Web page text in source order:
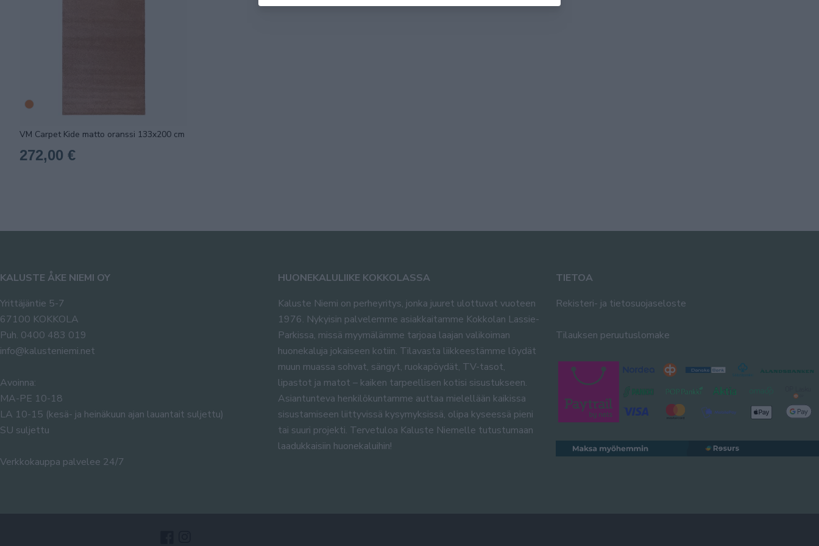
VM Carpet Kide matto oranssi 133x200 cm
272,00 €
KALUSTE ÅKE NIEMI OY
Yrittäjäntie 5-7
67100 KOKKOLA
Puh. 0400 483 019
info@kalusteniemi.net
Avoinna:
MA-PE 10-18
LA 10-15 (kesä- ja heinäkuun ajan lauantait suljettu)
SU suljettu
Verkkokauppa palvelee 24/7
HUONEKALULIIKE KOKKOLASSA
Kaluste Niemi on perheyritys, jonka juuret ulottuvat vuoteen
1976. Nykyisin palvelemme asiakkaitamme Kokkolan Lassie-
Parkissa, missä myymälämme tarjoaa laajan valikoiman
huonekaluja jokaiseen kotiin. Tilavasta liikkeestämme löydät
muun muassa sohvat, sängyt, ruokapöydät, TV-tasot,
lipastot ja matot – kaiken tarpeellisen kotisi sisustukseen.
Asiantunteva henkilökuntamme auttaa mielellään kaikissa
sisustamiseen liittyvissä kysymyksissä, olipa kyseessä pieni
tai suuri projekti. Tervetuloa Kaluste Niemelle tutustumaan
laadukkaisiin huonekaluihin!
TIETOA
Rekisteri- ja tietosuojaseloste
Tilauksen peruutuslomake